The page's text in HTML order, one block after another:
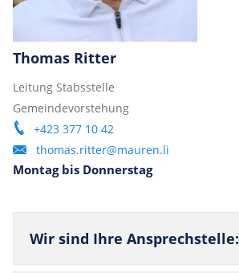
Thomas Ritter
Leitung Stabsstelle
Gemeindevorstehung
+423 377 10 42
thomas.ritter@mauren.li
Montag bis Donnerstag
Wir sind Ihre Ansprechstelle: